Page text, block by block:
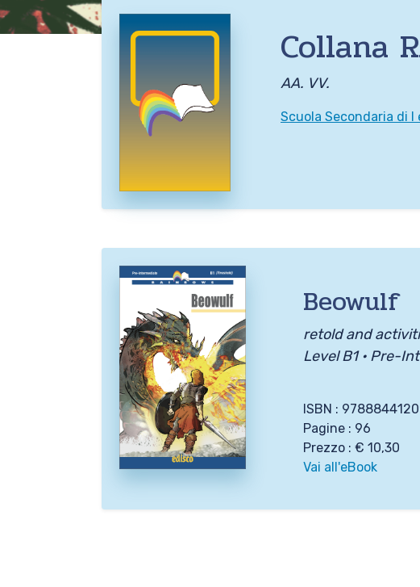
Collana
AA. VV.
Scuola Secondaria di I
Beowulf
retold and
Level B1 • Pre-
ISBN :
Pagine : 96
Prezzo : € 10,30
Vai all'eBook